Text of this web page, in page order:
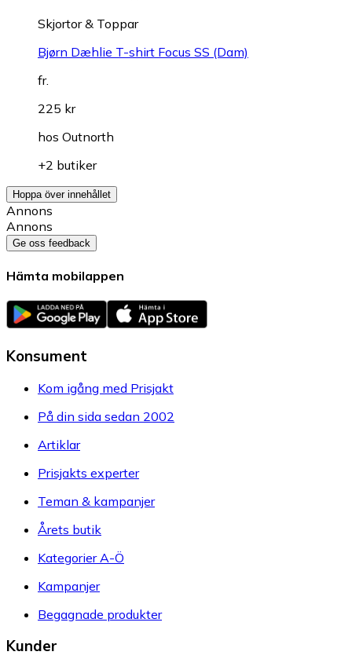
Skjortor & Toppar
Bjørn Dæhlie T-shirt Focus SS (Dam)
fr.
225 kr
hos Outnorth
+2 butiker
Hoppa över innehållet
Annons
Annons
Ge oss feedback
Hämta mobilappen
Konsument
Kom igång med Prisjakt
På din sida sedan 2002
Artiklar
Prisjakts experter
Teman & kampanjer
Årets butik
Kategorier A-Ö
Kampanjer
Begagnade produkter
Kunder